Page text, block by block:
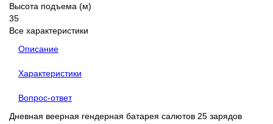
Высота подъема (м)
35
Все характеристики
Описание
Характеристики
Вопрос-ответ
Дневная веерная гендерная батарея салютов 25 зарядов